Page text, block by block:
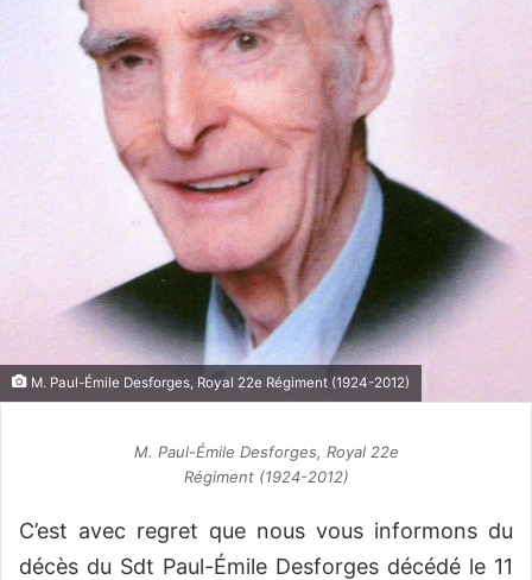
M. Paul-Émile Desforges, Royal 22e Régiment (1924-2012)
M. Paul-Émile Desforges, Royal 22e
Régiment (1924-2012)
C’est avec regret que nous vous informons du
décès du Sdt Paul-Émile Desforges décédé le 11